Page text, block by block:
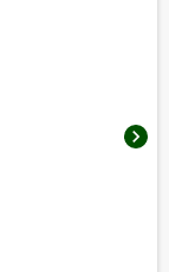
chevron_right